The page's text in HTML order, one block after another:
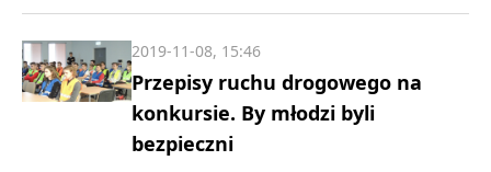
Przepisy ruchu drogowego na
konkursie. By młodzi byli
bezpieczni
2019-11-08, 15:46